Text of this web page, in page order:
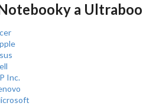
a
Inc.